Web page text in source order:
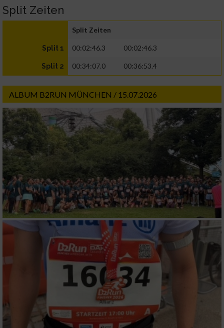
Split Zeiten
Split Zeiten
Split 1 00:02:46.3 00:02:46.3
Split 2 00:34:07.0 00:36:53.4
ALBUM B2RUN MÜNCHEN / 15.07.2026